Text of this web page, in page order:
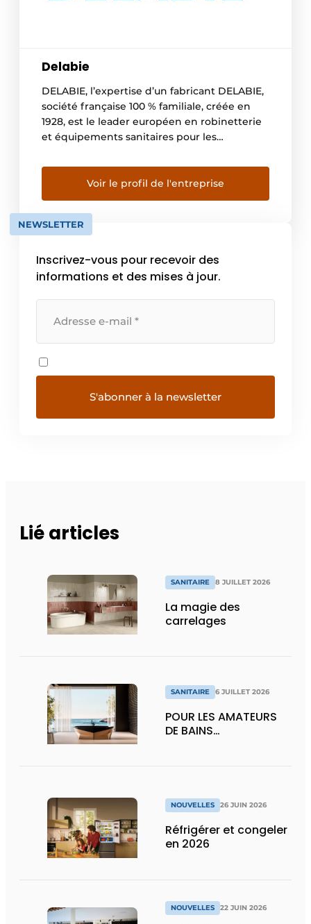
Delabie
DELABIE, l’expertise d’un fabricant DELABIE,
société française 100 % familiale, créée en
1928, est le leader européen en robinetterie
et équipements sanitaires pour les
propose une offre spécifique à ce marché
avec cinq gammes : Robinetteries pour lieux
publics, Robinetteries pour hôpitaux,
Accessibilité et Accessoires d’hygiène,
Appareils sanitaires Inox et […]
Voir le profil de l'entreprise
NEWSLETTER
Inscrivez-vous pour recevoir des
informations et des mises à jour.
Lié articles
SANITAIRE 8 JUILLET 2026
La magie des
carrelages
SANITAIRE 6 JUILLET 2026
POUR LES AMATEURS
DE BAINS…
NOUVELLES 26 JUIN 2026
Réfrigérer et congeler
en 2026
NOUVELLES 22 JUIN 2026